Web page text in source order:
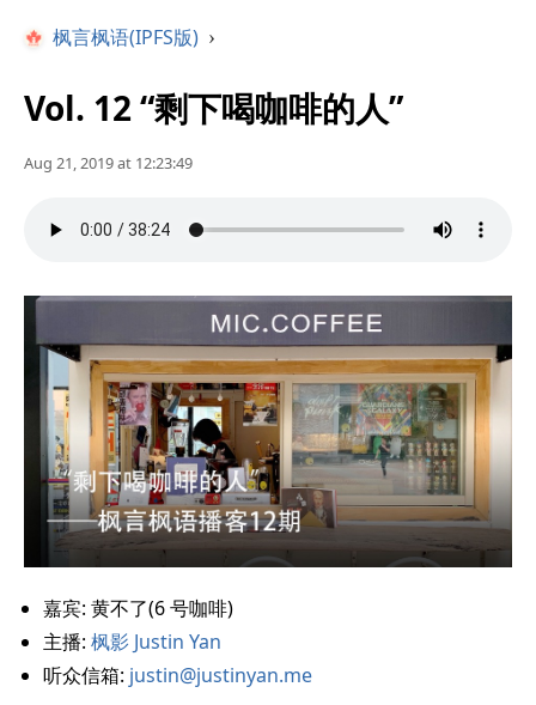
枫言枫语(IPFS版) ›
Vol. 12 “剩下喝咖啡的人”
Aug 21, 2019 at 12:23:49
嘉宾: 黄不了(6 号咖啡)
主播: 枫影 Justin Yan
听众信箱: justin@justinyan.me